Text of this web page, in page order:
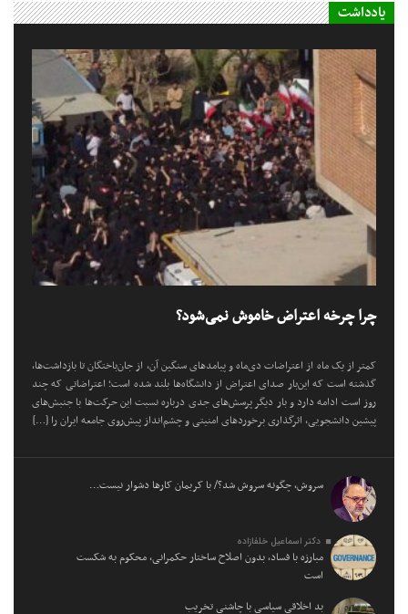
یادداشت
چرا چرخه اعتراض خاموش نمی‌شود؟
کمتر از یک ماه از اعتراضات دی‌ماه و پیامد‌های سنگین آن، از جان‌باختگان تا بازداشت‌ها،
گذشته است که این‌بار صدای اعتراض از دانشگاه‌ها بلند شده است؛ اعتراضاتی که چند
روز است ادامه دارد و بار دیگر پرسش‌های جدی درباره نسبت این حرکت‌ها با جنبش‌های
پیشین دانشجویی، اثرگذاری برخورد‌های امنیتی و چشم‌انداز پیش‌روی جامعه ایران را […]
سروش، چگونه سروش شد؟/ با کریمان کارها دشوار نیست…
دکتر اسماعیل خلفازاده
مبارزه با فساد، بدون اصلاح ساختار حکمرانی، محکوم به شکست
است
بد اخلاقی سیاسی با چاشنی تخریب